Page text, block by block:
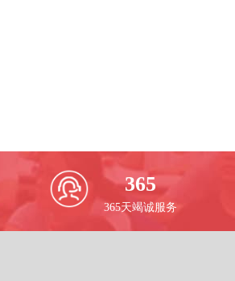
365
365天竭诚服务